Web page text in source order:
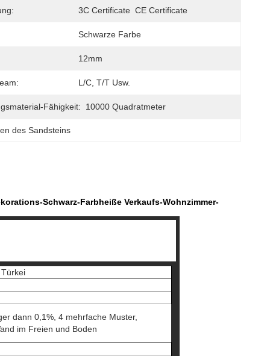
3C Certificate  CE Certificate
Schwarze Farbe
12mm
L/C, T/T Usw.
Fähigkeit: 10000 Quadratmeter
des Sandsteins
Schwarz-Farbheiße Verkaufs-Wohnzimmer-
dann 0,1%, 4 mehrfache Muster,
im Freien und Boden